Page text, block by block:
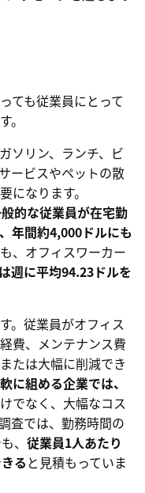
ても従業員にとって
。
ソリン、ランチ、ビ
ービスやペットの散
になります。
的な従業員が在宅勤
年間約4,000ドルにも
、オフィスワーカー
週に平均94.23ドルを
。従業員がオフィス
費、メンテナンス費
たは大幅に削減でき
に組める企業では、
でなく、大幅なコス
査では、勤務時間の
、 従業員1人あたり
る と見積もっていま